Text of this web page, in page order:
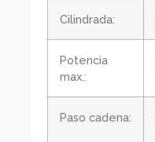
Cilindrada:
Potencia
max.:
Paso cadena: